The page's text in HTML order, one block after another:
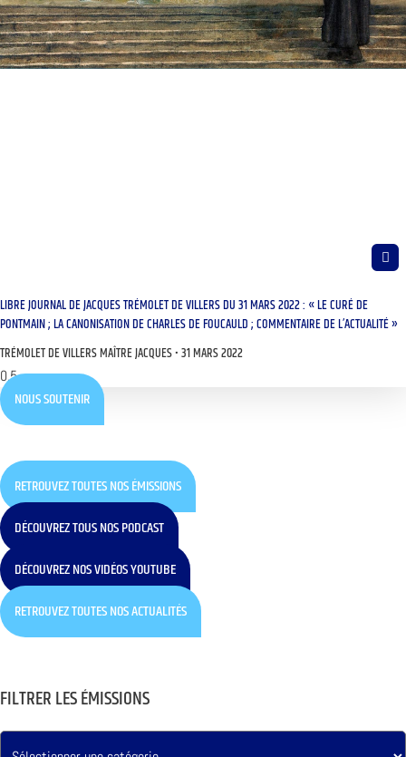
LIBRE JOURNAL DE JACQUES TRÉMOLET DE VILLERS DU 31 MARS 2022 : « LE CURÉ DE
PONTMAIN ; LA CANONISATION DE CHARLES DE FOUCAULD ; COMMENTAIRE DE L’ACTUALITÉ »
TRÉMOLET DE VILLERS MAÎTRE JACQUES 31 MARS 2022
NOUS SOUTENIR
RETROUVEZ TOUTES NOS ÉMISSIONS
DÉCOUVREZ TOUS NOS PODCAST
DÉCOUVREZ NOS VIDÉOS YOUTUBE
RETROUVEZ TOUTES NOS ACTUALITÉS
FILTRER LES ÉMISSIONS